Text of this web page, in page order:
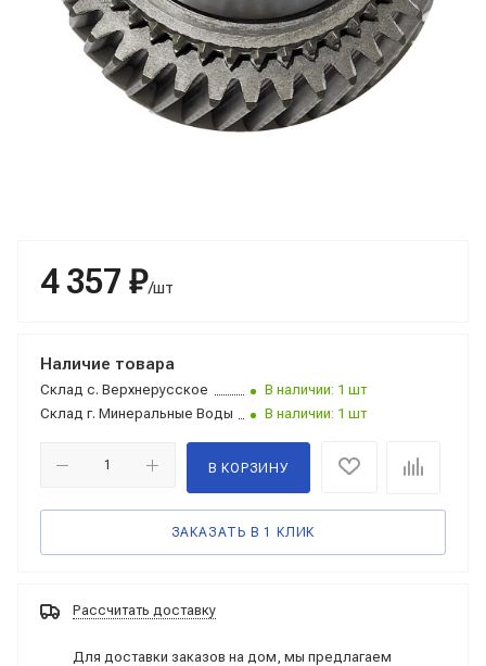
4 357 ₽/шт
Наличие товара
Склад с. Верхнерусское
В наличии: 1 шт
Склад г. Минеральные Воды В наличии: 1 шт
В КОРЗИНУ
ЗАКАЗАТЬ В 1 КЛИК
Рассчитать доставку
Для доставки заказов на дом, мы предлагаем